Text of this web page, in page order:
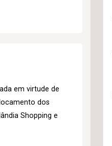
em virtude de
dos
Shopping e